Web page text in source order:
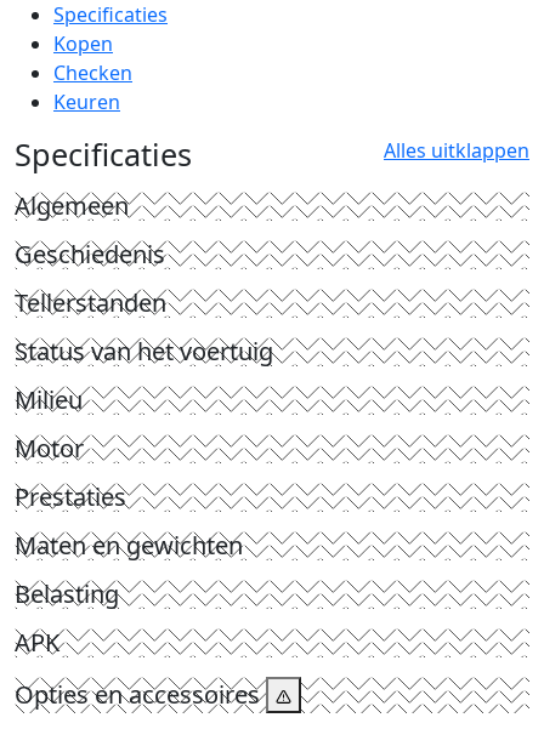
Specificaties
Kopen
Checken
Keuren
Specificaties Alles uitklappen
Algemeen
Geschiedenis
Tellerstanden
Status van het voertuig
Milieu
Motor
Prestaties
Maten en gewichten
Belasting
APK
Opties en accessoires